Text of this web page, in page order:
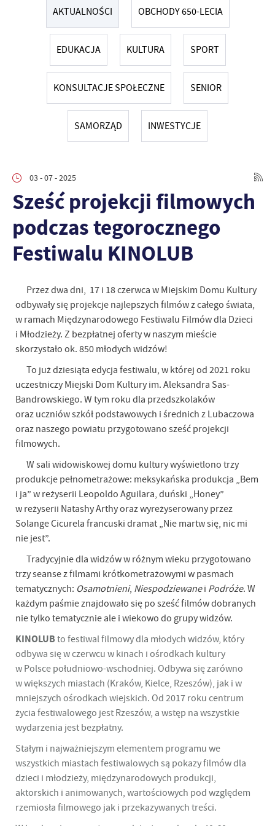
AKTUALNOŚCI OBCHODY 650-LECIA
EDUKACJA KULTURA SPORT
KONSULTACJE SPOŁECZNE SENIOR
SAMORZĄD INWESTYCJE
03 - 07 - 2025
Sześć projekcji filmowych
podczas tegorocznego
Festiwalu KINOLUB
Przez dwa dni, 17 i 18 czerwca w Miejskim Domu Kultury
odbywały się projekcje najlepszych filmów z całego świata,
w ramach Międzynarodowego Festiwalu Filmów dla Dzieci
i Młodzieży. Z bezpłatnej oferty w naszym mieście
skorzystało ok. 850 młodych widzów!
To już dziesiąta edycja festiwalu, w której od 2021 roku
uczestniczy Miejski Dom Kultury im. Aleksandra Sas-
Bandrowskiego. W tym roku dla przedszkolaków
oraz uczniów szkół podstawowych i średnich z Lubaczowa
oraz naszego powiatu przygotowano sześć projekcji
filmowych.
W sali widowiskowej domu kultury wyświetlono trzy
produkcje pełnometrażowe: meksykańska produkcja „Bem
i ja” w reżyserii Leopoldo Aguilara, duński „Honey”
w reżyserii Natashy Arthy oraz wyreżyserowany przez
Solange Cicurela francuski dramat „Nie martw się, nic mi
nie jest”.
Tradycyjnie dla widzów w różnym wieku przygotowano
trzy seanse z filmami krótkometrażowymi w pasmach
tematycznych: Osamotnieni, Niespodziewanei Podróże. W
każdym paśmie znajdowało się po sześć filmów dobranych
nie tylko tematycznie ale i wiekowo do grupy widzów.
KINOLUB to festiwal filmowy dla młodych widzów, który
odbywa się w czerwcu w kinach i ośrodkach kultury
w Polsce południowo-wschodniej. Odbywa się zarówno
w większych miastach (Kraków, Kielce, Rzeszów), jak i w
mniejszych ośrodkach wiejskich. Od 2017 roku centrum
życia festiwalowego jest Rzeszów, a wstęp na wszystkie
wydarzenia jest bezpłatny.
Stałym i najważniejszym elementem programu we
wszystkich miastach festiwalowych są pokazy filmów dla
dzieci i młodzieży, międzynarodowych produkcji,
aktorskich i animowanych, wartościowych pod względem
rzemiosła filmowego jak i przekazywanych treści.